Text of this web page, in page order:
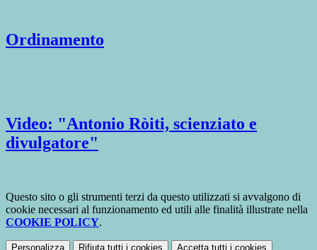
Ordinamento
Video: "Antonio Ròiti, scienziato e
divulgatore"
Questo sito o gli strumenti terzi da questo utilizzati si avvalgono di
cookie necessari al funzionamento ed utili alle finalità illustrate nella
COOKIE POLICY.
Personalizza Rifiuta tutti i cookies Accetta tutti i cookies